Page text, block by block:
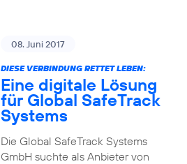
08. Juni 2017
DIESE VERBINDUNG RETTET LEBEN:
Eine digitale Lösung
für Global SafeTrack
Systems
Die Global SafeTrack Systems
GmbH suchte als Anbieter von